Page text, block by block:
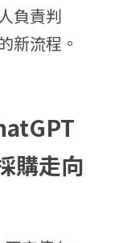
負責判
新流程。
購走向